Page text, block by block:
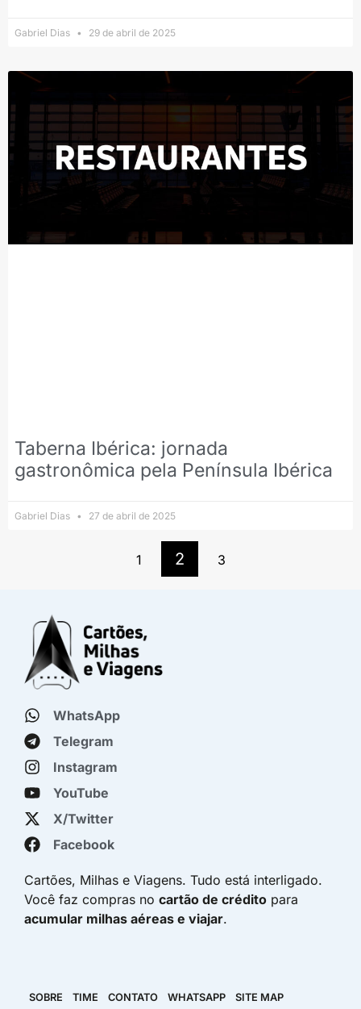
Gabriel Dias 29 de abril de 2025
Taberna Ibérica: jornada
gastronômica pela Península Ibérica
Gabriel Dias 27 de abril de 2025
1 2 3
WhatsApp
Telegram
Instagram
YouTube
X/Twitter
Facebook
Cartões, Milhas e Viagens. Tudo está interligado.
Você faz compras no cartão de crédito para
acumular milhas aéreas e viajar.
SOBRE TIME CONTATO WHATSAPP SITE MAP